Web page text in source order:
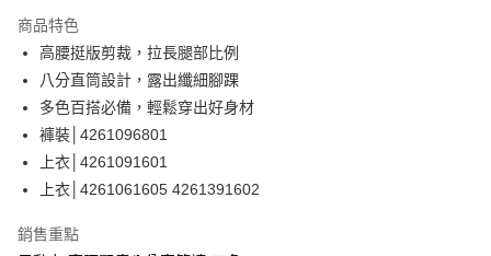
臺灣中小企業銀行
匯豐（台灣）商業銀行
聯邦商業銀行
元大商業銀行
玉山商業銀行
台新國際商業銀行
台灣樂天信用卡公司
Apple Pay
街口支付
悠遊付
全盈+PAY
大哥付你分期
【大哥付你分期使用說明】
商品特色
高腰挺版剪裁，拉長腿部比例
八分直筒設計，露出纖細腳踝
多色百搭必備，輕鬆穿出好身材
褲裝│4261096801
上衣│4261091601
上衣│4261061605 4261391602
銷售重點